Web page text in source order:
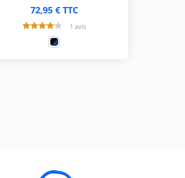
72,95 € TTC
1 avis